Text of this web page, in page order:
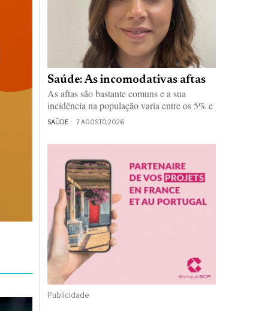
Saúde: As incomodativas aftas
As aftas são bastante comuns e a sua
incidência na população varia entre os 5% e
SAÚDE 7 AGOSTO, 2026
Publicidade